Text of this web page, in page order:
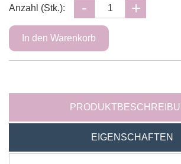
Anzahl (Stk.):
EIGENSCHAFTEN